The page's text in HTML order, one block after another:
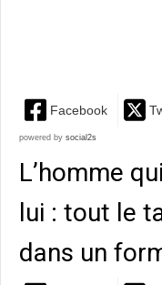
Facebook
powered by social2s
L’homme
lui : tout le
dans un